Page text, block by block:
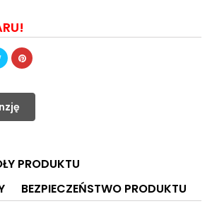
PRODUKTU
BEZPIECZEŃSTWO PRODUKTU